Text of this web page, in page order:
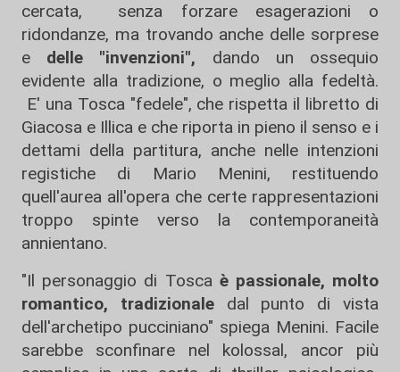
cercata, senza forzare esagerazioni o
ridondanze, ma trovando anche delle sorprese
e delle "invenzioni", dando un ossequio
evidente alla tradizione, o meglio alla fedeltà.
E' una Tosca "fedele", che rispetta il libretto di
Giacosa e Illica e che riporta in pieno il senso e i
dettami della partitura, anche nelle intenzioni
registiche di Mario Menini, restituendo
quell'aurea all'opera che certe rappresentazioni
troppo spinte verso la contemporaneità
annientano.
"Il personaggio di Toscaè passionale, molto
romantico, tradizionaledal punto di vista
dell'archetipo pucciniano" spiega Menini. Facile
sarebbe sconfinare nel kolossal, ancor più